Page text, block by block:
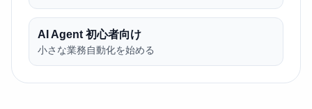
AI Agent 初心者向け
小さな業務自動化を始める